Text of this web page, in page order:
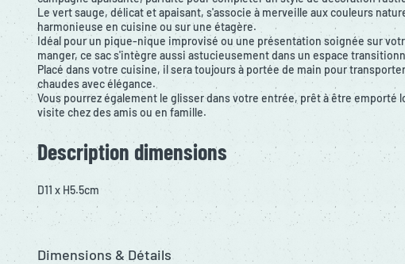
Le vert sauge, délicat et apaisant, s'associe à merveille aux couleurs
harmonieuse en cuisine ou sur une étagère.
Idéal pour un pique-nique improvisé ou une présentation soignée sur
manger, ce sac s'intègre aussi astucieusement dans un espace
Placé dans votre cuisine, il sera toujours à portée de main pour
chaudes avec élégance.
Vous pourrez également le glisser dans votre entrée, prêt à être emporté
visite chez des amis ou en famille.
Description dimensions
D11 x H5.5cm
Dimensions & Détails